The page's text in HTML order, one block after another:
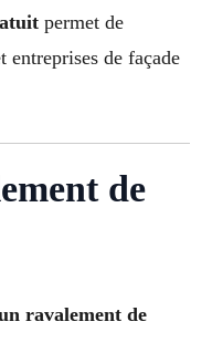
permet de
entreprises de façade
de
ravalement de